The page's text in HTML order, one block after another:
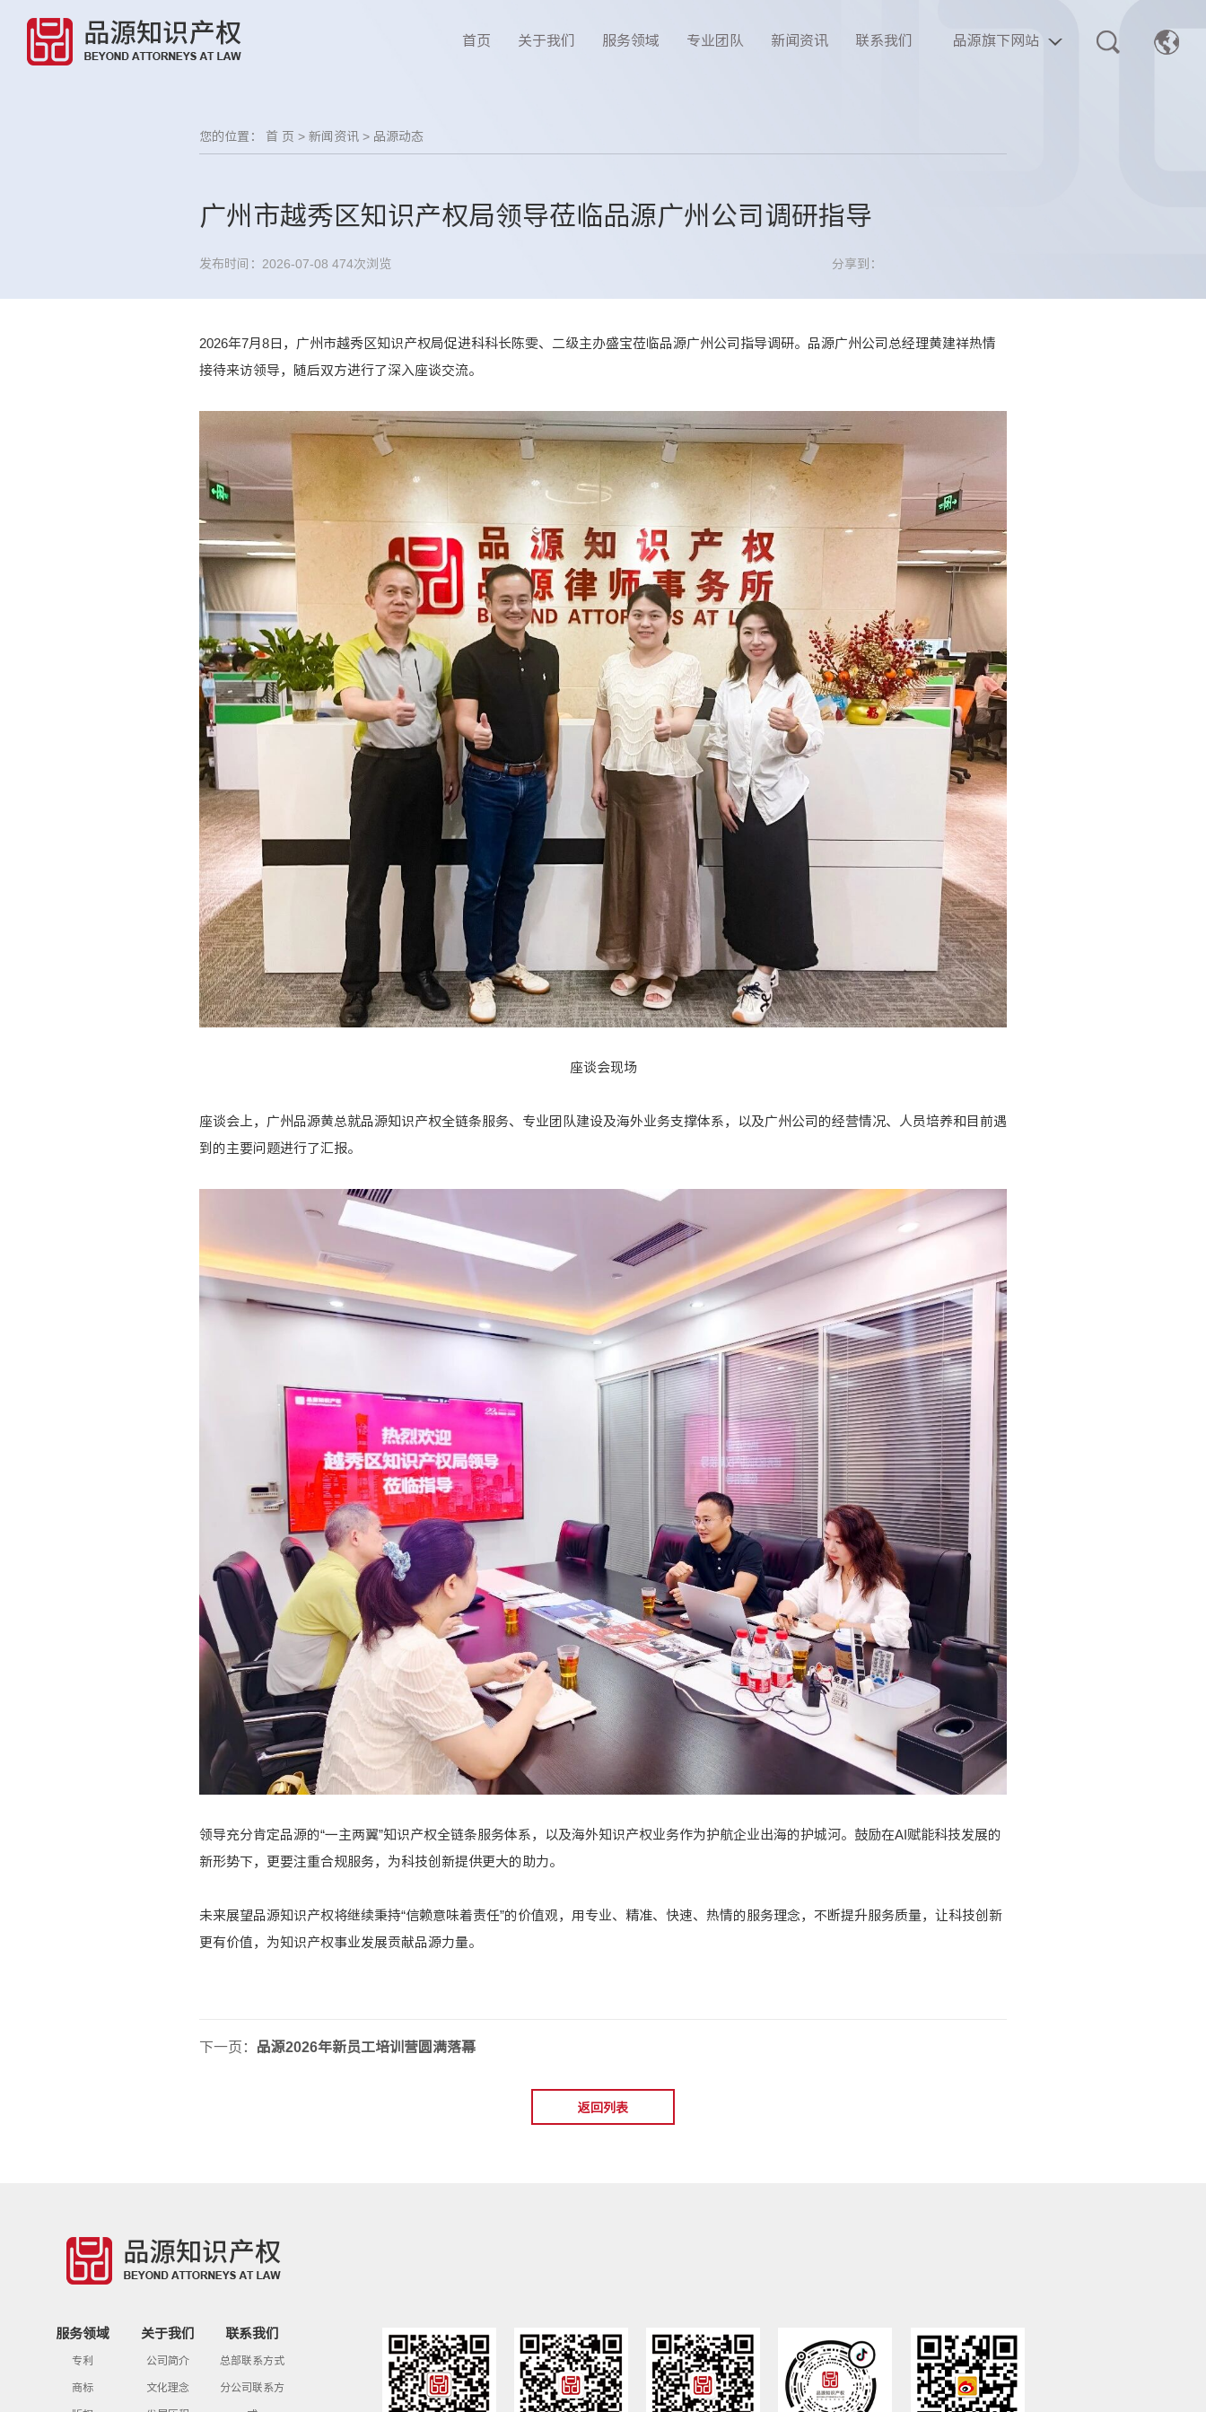
品源旗下网站
首页 关于我们 服务领域 专业团队 新闻资讯 联系我们
您的位置： 首 页 > 新闻资讯 > 品源动态
广州市越秀区知识产权局领导莅临品源广州公司调研指导
发布时间：2026-07-08 474次浏览 分享到：
2026年7月8日，广州市越秀区知识产权局促进科科长陈雯、二级主办盛宝莅临品源广州公司指导调研。品源广州公司总经理黄建祥热情
接待来访领导，随后双方进行了深入座谈交流。
座谈会现场
座谈会上，广州品源黄总就品源知识产权全链条服务、专业团队建设及海外业务支撑体系，以及广州公司的经营情况、人员培养和目前遇
到的主要问题进行了汇报。
领导充分肯定品源的“一主两翼”知识产权全链条服务体系，以及海外知识产权业务作为护航企业出海的护城河。鼓励在AI赋能科技发展的
新形势下，更要注重合规服务，为科技创新提供更大的助力。
未来展望品源知识产权将继续秉持“信赖意味着责任”的价值观，用专业、精准、快速、热情的服务理念，不断提升服务质量，让科技创新
更有价值，为知识产权事业发展贡献品源力量。
下一页： 品源2026年新员工培训营圆满落幕
返回列表
服务领域
专利
商标
关于我们
公司简介
文化理念
联系我们
总部联系方式
分公司联系方